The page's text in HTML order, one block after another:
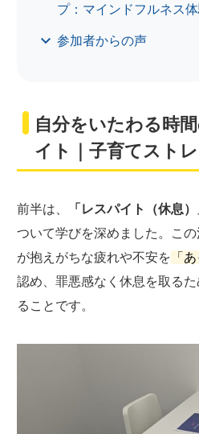
プ：マインドフルネス体
参加者からの声
自分をいたわる時
イト｜子育てストレ
前半は、 「レスパイト（休息）
ついて学びを深めました。こ
が抱えがちな疲れや不安を 「
認め、罪悪感なく休息を取る
ることです。